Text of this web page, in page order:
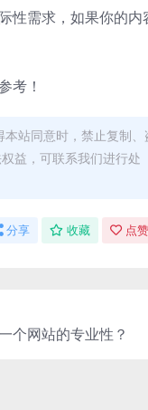
性需求，如果你的内
考！
站同意时，禁止复制、
益，可联系我们进行处
分享 收藏 点
个网站的专业性？